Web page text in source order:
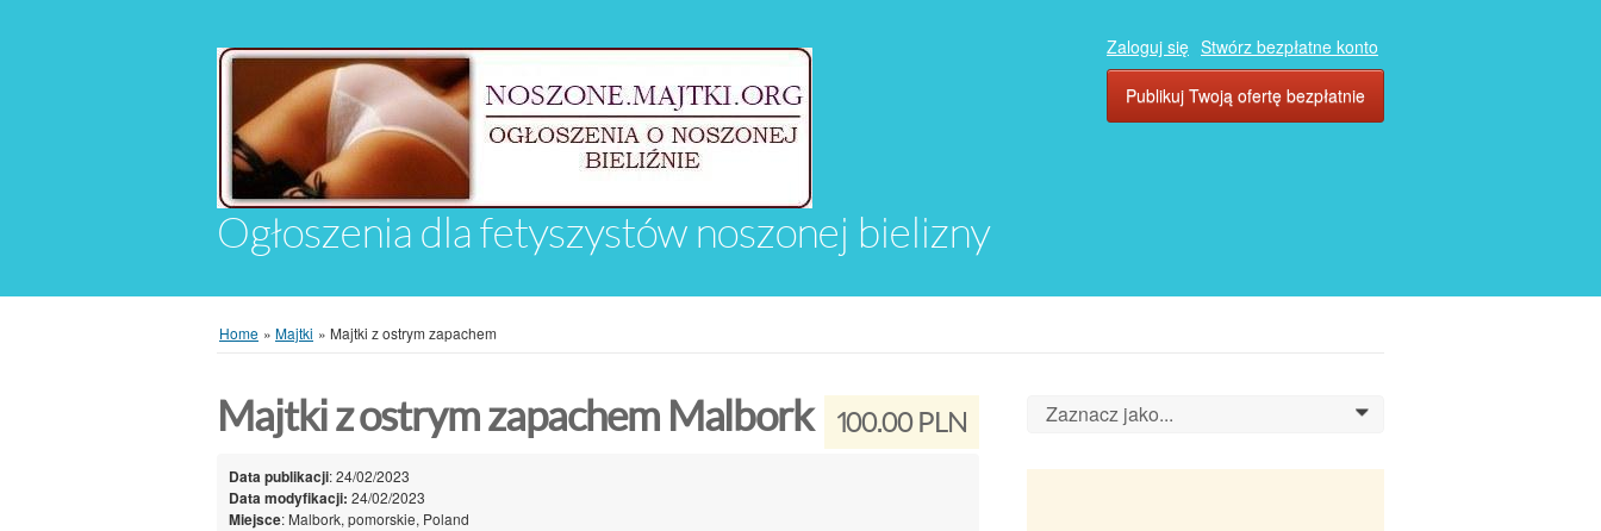
Ogłoszenia dla fetyszystów noszonej bielizny
Zaloguj się Stwórz bezpłatne konto
Publikuj Twoją ofertę bezpłatnie
Home » Majtki » Majtki z ostrym zapachem
100.00 PLN
Majtki z ostrym zapachem Malbork
Data publikacji: 24/02/2023
Data modyfikacji: 24/02/2023
Miejsce: Malbork, pomorskie, Poland
Zaznacz jako... 0